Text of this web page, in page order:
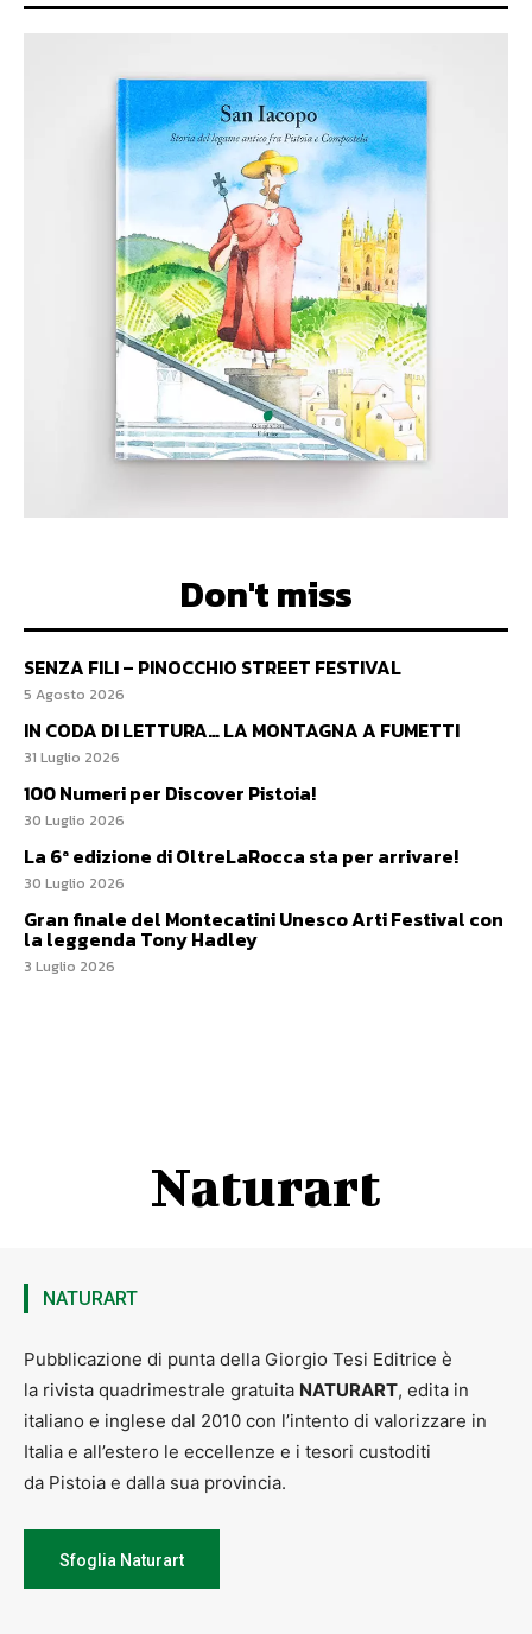
Don't miss
SENZA FILI – PINOCCHIO STREET FESTIVAL
5 Agosto 2026
IN CODA DI LETTURA… LA MONTAGNA A FUMETTI
31 Luglio 2026
100 Numeri per Discover Pistoia!
30 Luglio 2026
La 6ª edizione di OltreLaRocca sta per arrivare!
30 Luglio 2026
Gran finale del Montecatini Unesco Arti Festival con
la leggenda Tony Hadley
3 Luglio 2026
Naturart
NATURART
Pubblicazione di punta della Giorgio Tesi Editrice è
la rivista quadrimestrale gratuita NATURART, edita in
italiano e inglese dal 2010 con l’intento di valorizzare in
Italia e all’estero le eccellenze e i tesori custoditi
da Pistoia e dalla sua provincia.
Sfoglia Naturart